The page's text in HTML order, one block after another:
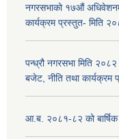
नगरसभाको १७औं
कार्यक्रम प्रस्तुत- मिति
पन्ध्रौ नगरसभा मिति
बजेट, नीति तथा
आ.ब. २०८१-८२ को